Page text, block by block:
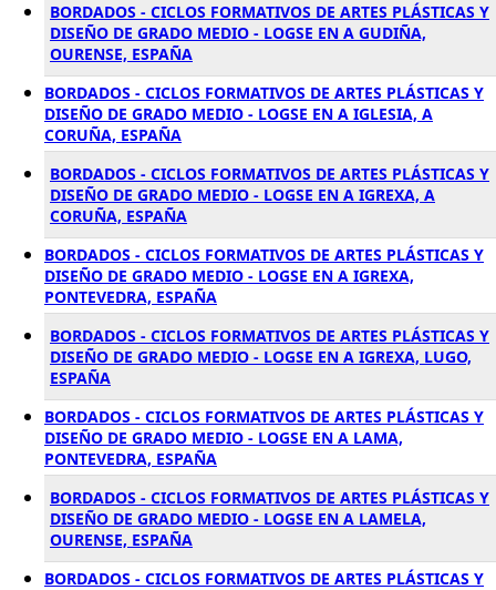
BORDADOS - CICLOS FORMATIVOS DE ARTES PLÁSTICAS Y
DISEÑO DE GRADO MEDIO - LOGSE EN A GUDIÑA,
OURENSE, ESPAÑA
BORDADOS - CICLOS FORMATIVOS DE ARTES PLÁSTICAS Y
DISEÑO DE GRADO MEDIO - LOGSE EN A IGLESIA, A
CORUÑA, ESPAÑA
BORDADOS - CICLOS FORMATIVOS DE ARTES PLÁSTICAS Y
DISEÑO DE GRADO MEDIO - LOGSE EN A IGREXA, A
CORUÑA, ESPAÑA
BORDADOS - CICLOS FORMATIVOS DE ARTES PLÁSTICAS Y
DISEÑO DE GRADO MEDIO - LOGSE EN A IGREXA,
PONTEVEDRA, ESPAÑA
BORDADOS - CICLOS FORMATIVOS DE ARTES PLÁSTICAS Y
DISEÑO DE GRADO MEDIO - LOGSE EN A IGREXA, LUGO,
ESPAÑA
BORDADOS - CICLOS FORMATIVOS DE ARTES PLÁSTICAS Y
DISEÑO DE GRADO MEDIO - LOGSE EN A LAMA,
PONTEVEDRA, ESPAÑA
BORDADOS - CICLOS FORMATIVOS DE ARTES PLÁSTICAS Y
DISEÑO DE GRADO MEDIO - LOGSE EN A LAMELA,
OURENSE, ESPAÑA
BORDADOS - CICLOS FORMATIVOS DE ARTES PLÁSTICAS Y